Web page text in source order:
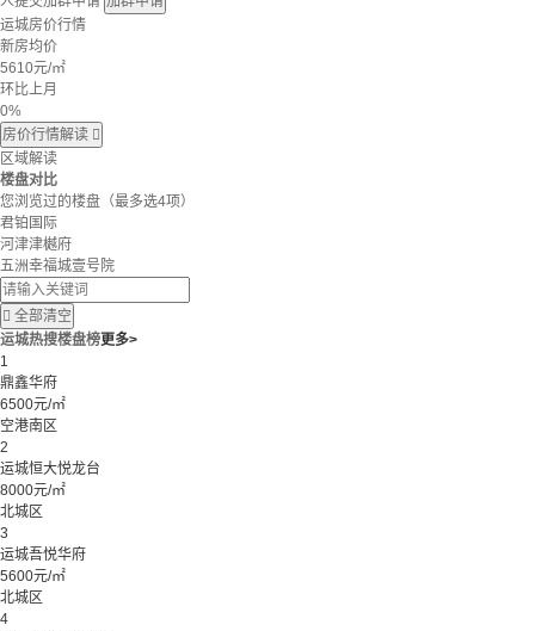
运城房价行情
新房均价
5610元/㎡
环比上月
0%
房价行情解读 
区域解读
楼盘对比
您浏览过的楼盘 （最多选4项）
君铂国际
河津津樾府
五洲幸福城壹号院
 全部清空
运城热搜楼盘榜更多>
1
鼎鑫华府
6500元/㎡
空港南区
2
运城恒大悦龙台
8000元/㎡
北城区
3
运城吾悦华府
5600元/㎡
北城区
4